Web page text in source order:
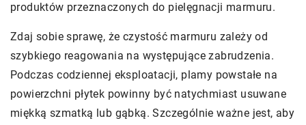
produktów przeznaczonych do pielęgnacji marmuru.
Zdaj sobie sprawę, że czystość marmuru zależy od
szybkiego reagowania na występujące zabrudzenia.
Podczas codziennej eksploatacji, plamy powstałe na
powierzchni płytek powinny być natychmiast usuwane
miękką szmatką lub gąbką. Szczególnie ważne jest, aby